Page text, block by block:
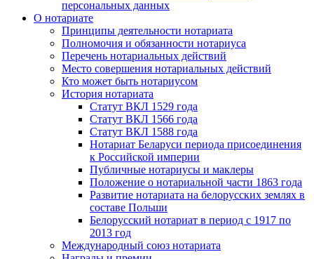
персональных данных
О нотариате
Принципы деятельности нотариата
Полномочия и обязанности нотариуса
Перечень нотариальных действий
Место совершения нотариальных действий
Кто может быть нотариусом
История нотариата
Статут ВКЛ 1529 года
Статут ВКЛ 1566 года
Статут ВКЛ 1588 года
Нотариат Беларуси периода присоединения
к Российской империи
Публичные нотариусы и маклеры
Положение о нотариальной части 1863 года
Развитие нотариата на белорусских землях в
составе Польши
Белорусский нотариат в период с 1917 по
2013 год
Международный союз нотариата